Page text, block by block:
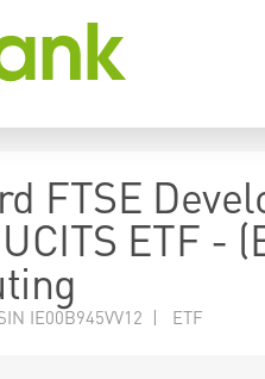
FTSE
ETF -
IE00B945VV12 | ETF